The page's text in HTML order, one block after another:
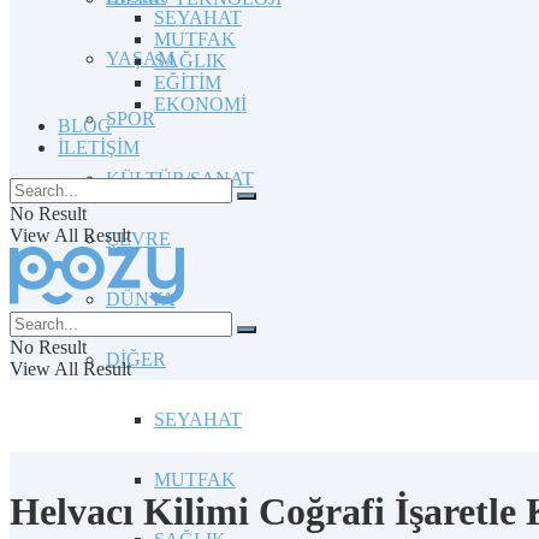
YAŞAM
SPOR
KÜLTÜR/SANAT
ÇEVRE
DÜNYA
DİĞER
SEYAHAT
MUTFAK
SEYAHAT
MUTFAK
SAĞLIK
EĞİTİM
EKONOMİ
BLOG
İLETİŞİM
No Result
View All Result
No Result
View All Result
Helvacı Kilimi Coğrafi İşaretle